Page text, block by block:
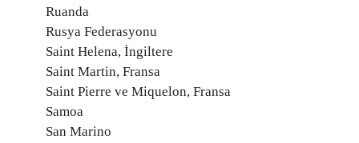
Ruanda
Rusya Federasyonu
Saint Helena, İngiltere
Saint Martin, Fransa
Saint Pierre ve Miquelon, Fransa
Samoa
San Marino